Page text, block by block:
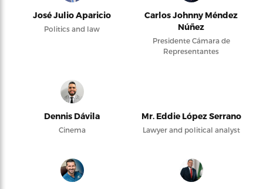
José Julio Aparicio
Politics and law
Carlos Johnny Méndez
Núñez
Presidente Cámara de
Representantes
Dennis Dávila
Cinema
Mr. Eddie López Serrano
Lawyer and political analyst